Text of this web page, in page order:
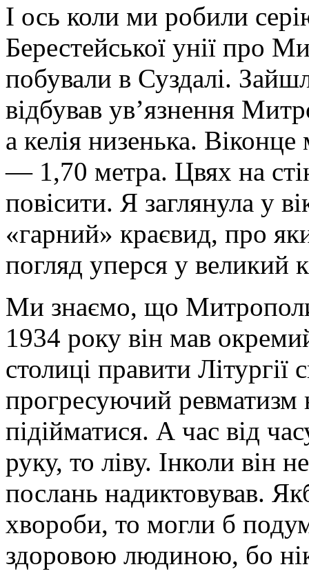
І ось коли ми робили
Берестейської унії про
побували в Суздалі.
відбував ув’язнення
а келія низенька.
— 1,70 метра. Цвях на
повісити. Я заглянула у
«гарний» краєвид, про
погляд уперся у великий
Ми знаємо, що
1934 року він мав
столиці правити
прогресуючий ревматизм
підійматися. А час від
руку, то ліву. Інколи він
послань надиктовував.
хвороби, то могли б
здоровою людиною, бо